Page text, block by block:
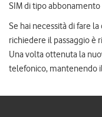
SIM di tipo
Se hai necessità di fare
richiedere il passaggio è
Una volta ottenuta la
telefonico, mantenendo